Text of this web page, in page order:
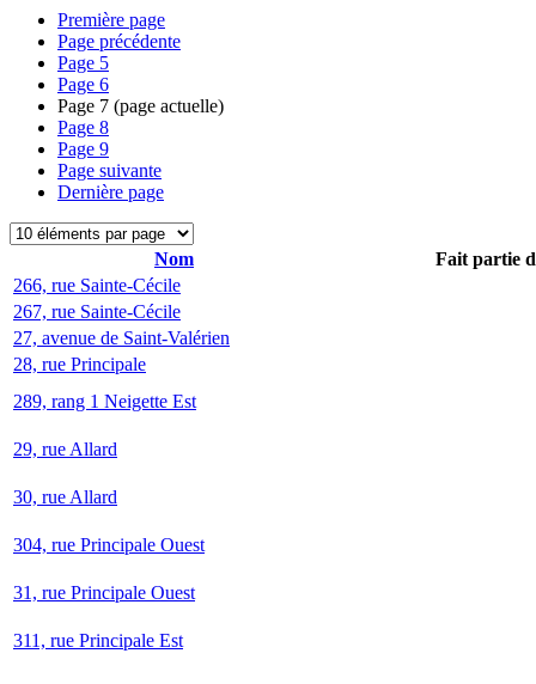
Première page
Page précédente
Page 5
Page 6
Page 7 (page actuelle)
Page 8
Page 9
Page suivante
Dernière page
Nom
Fait partie
266, rue Sainte-Cécile
267, rue Sainte-Cécile
27, avenue de Saint-Valérien
28, rue Principale
289, rang 1 Neigette Est
29, rue Allard
30, rue Allard
304, rue Principale Ouest
31, rue Principale Ouest
311, rue Principale Est